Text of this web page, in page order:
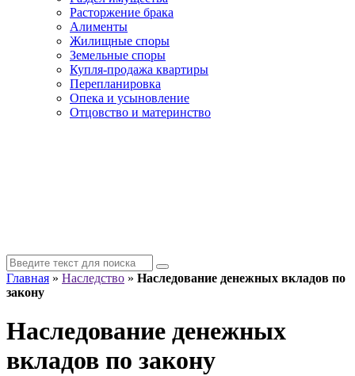
Расторжение брака
Алименты
Жилищные споры
Земельные споры
Купля-продажа квартиры
Перепланировка
Опека и усыновление
Отцовство и материнство
Главная » Наследство » Наследование денежных вкладов по
закону
Наследование денежных
вкладов по закону